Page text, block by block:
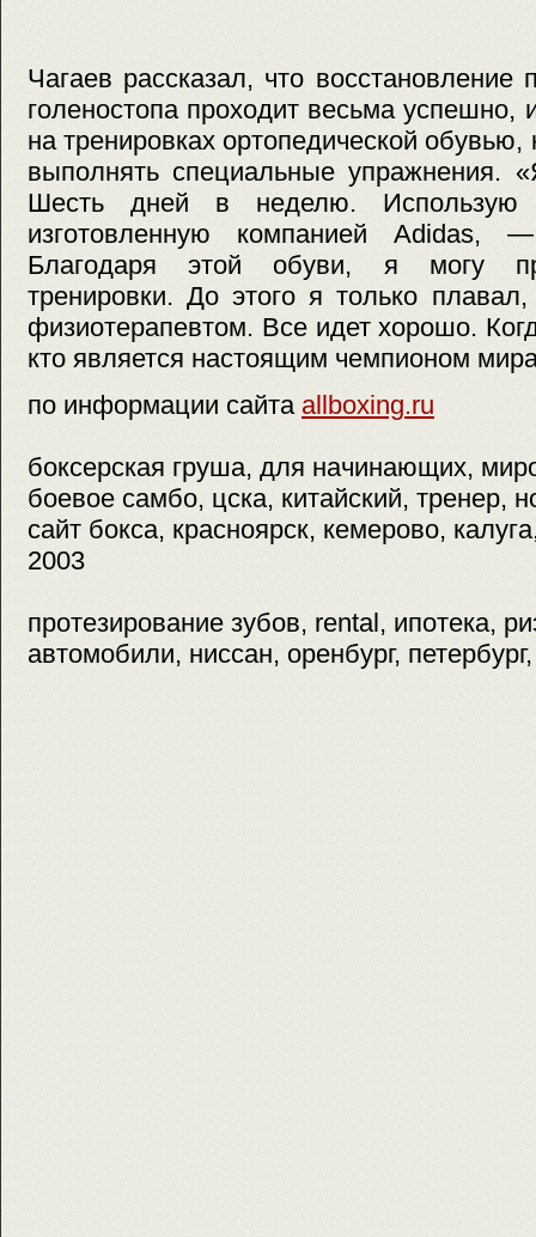
Чагаев рассказал, что
голеностопа проходит весьма успешно,
на тренировках ортопедической обувью,
выполнять специальные упражнения.
Шесть дней в неделю. Использую
изготовленную компанией
Благодаря этой обуви, я могу
тренировки. До этого я только
физиотерапевтом. Все идет хорошо.
кто является настоящим чемпионом
по информации сайта allboxing.ru
боксерская груша, для начинающих,
боевое самбо, цска, китайский, тренер,
сайт бокса, красноярск, кемерово,
2003
протезирование зубов, rental, ипотека,
автомобили, ниссан, оренбург,